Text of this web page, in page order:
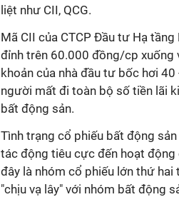
liệt như CII, QCG.
Mã CII của CTCP Đầu tư Hạ
đỉnh trên 60.000 đồng/cp xuống
khoản của nhà đầu tư bốc hơi
người mất đi toàn bộ số tiền lãi
bất động sản.
Tình trạng cổ phiếu bất động
tác động tiêu cực đến hoạt
đây là nhóm cổ phiếu lớn thứ
"chịu vạ lây" với nhóm bất động